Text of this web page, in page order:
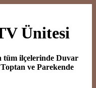
Ünitesi
tüm ilçelerinde Duvar
ve Parekende